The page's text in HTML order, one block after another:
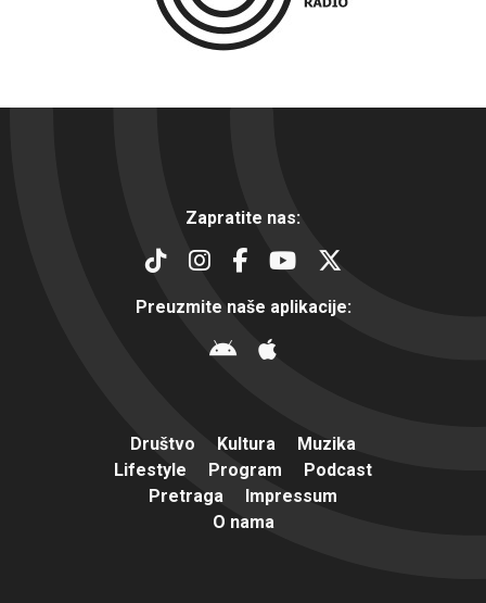
Zapratite nas:
Preuzmite naše aplikacije:
Društvo Kultura
Muzika
Lifestyle
Program
Podcast
Pretraga
Impressum
O nama